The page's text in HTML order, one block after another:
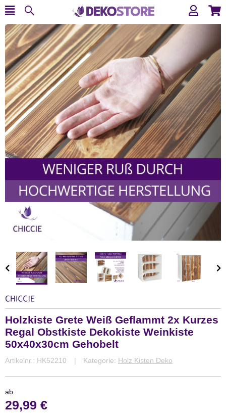
Holzkiste Grete Weiß Geflammt 2x Kurzes
Regal Obstkiste Dekokiste Weinkiste
50x40x30cm Gehobelt
Artikelnr.: HK52210 Kategorie: Holz Kisten Deko
ab
29,99 €